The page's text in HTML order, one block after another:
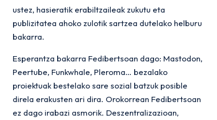
ustez, hasieratik erabiltzaileak zukutu eta
publizitatea ahoko zulotik sartzea dutelako helburu
bakarra.
Esperantza bakarra Fedibertsoan dago: Mastodon,
Peertube, Funkwhale, Pleroma… bezalako
proiektuak bestelako sare sozial batzuk posible
direla erakusten ari dira. Orokorrean Fedibertsoan
ez dago irabazi asmorik. Deszentralizazioan,